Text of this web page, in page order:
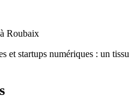
Roubaix
et startups numériques : un tissu